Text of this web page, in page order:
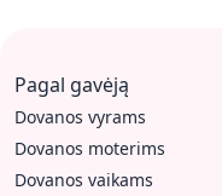
Pagal gavėją
Dovanos vyrams
Dovanos moterims
Dovanos vaikams